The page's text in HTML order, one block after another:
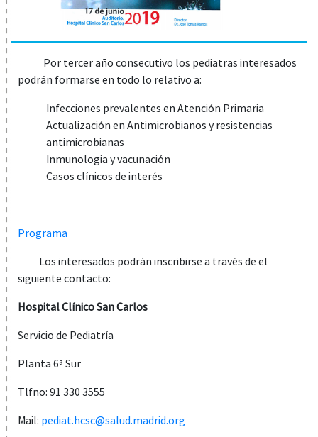
Por tercer año consecutivo los pediatras interesados
podrán formarse en todo lo relativo a:
Infecciones prevalentes en Atención Primaria
Actualización en Antimicrobianos y resistencias
antimicrobianas
Inmunologia y vacunación
Casos clínicos de interés
Programa
Los interesados podrán inscribirse a través de el
siguiente contacto:
Hospital Clínico San Carlos
Servicio de Pediatría
Planta 6ª Sur
Tlfno: 91 330 3555
Mail: pediat.hcsc@salud.madrid.org